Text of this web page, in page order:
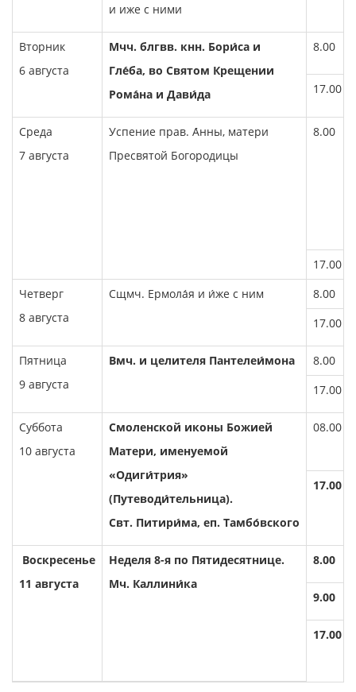
и иже с ними
Вторник
6 августа
Мчч. блгвв. кнн. Бори́са и
Гле́ба, во Святом Крещении
Рома́на и Дави́да
8.00
17.00
Среда
7 августа
Успение прав. А́нны, матери
Пресвятой Богородицы
8.00
17.00
Четверг
8 августа
Сщмч. Ермола́я и и́же с ним 8.00
17.00
Пятница
9 августа
Вмч. и целителя Пантелеи́мона 8.00
17.00
Суббота
10 августа
Смоленской иконы Божией
Матери, именуемой
«Одиги́трия»
(Путеводи́тельница).
Свт. Питири́ма, еп. Тамбо́вского
08.00
17.00
Воскресенье
11 августа
Неделя 8-я по Пятидесятнице.
Мч. Каллини́ка
8.00
9.00
17.00